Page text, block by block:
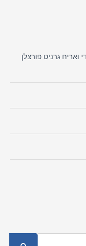
ואריח גרניט פורצלן